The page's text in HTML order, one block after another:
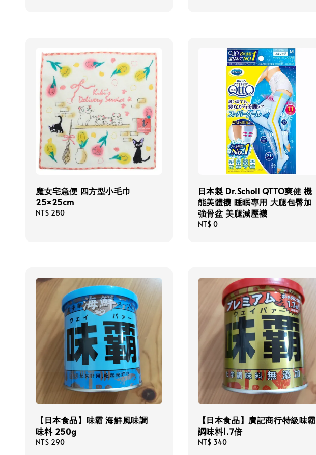
魔女宅急便 四方型小毛巾
25×25cm
Regular
NT$ 280
日本製 Dr.Scholl QTTO爽健 機
能美體襪 睡眠專用 大腿包臀加
強骨盆 美腿減壓襪
Regular
NT$ 0
【日本食品】味霸 海鮮風味調
味料 250g
Regular
NT$ 290
【日本食品】廣記商行特級味霸
調味料1.7倍
Regular
NT$ 340